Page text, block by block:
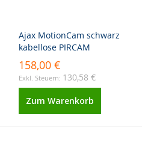
Ajax MotionCam schwarz
kabellose PIRCAM
158,00 €
130,58 €
Zum Warenkorb